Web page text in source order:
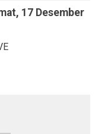
17 Desember